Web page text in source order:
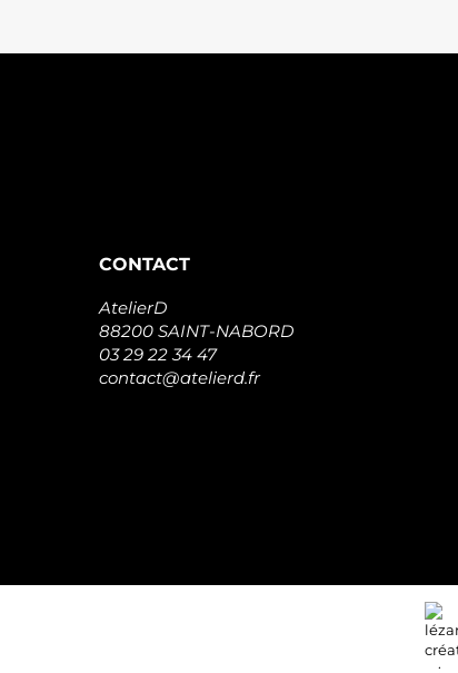
CONTACT
AtelierD
88200 SAINT-NABORD
03 29 22 34 47
contact@atelierd.fr